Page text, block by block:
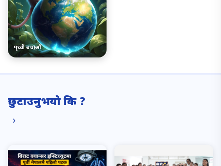
पृथ्वी बचाऔँ
छुटाउनुभयो कि ?
›